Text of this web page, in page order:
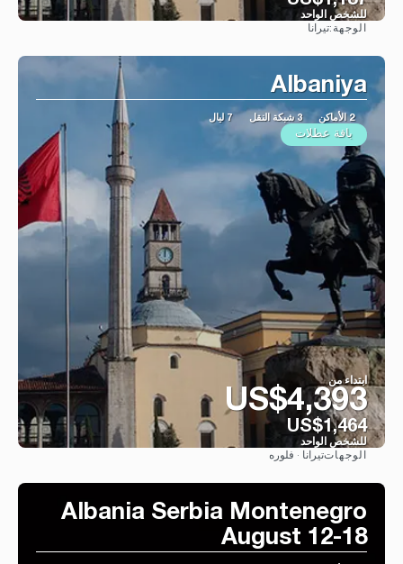
للشخص الواحد
الوجهة:تيرانا
Albaniya
2 الأماكن 3 شبكة النقل 7 ليال
باقة عطلات
ابتداء من
US$4,393
US$1,464
للشخص الواحد
الوجهاتتيرانا · فلوره
Albania Serbia Montenegro
August 12-18